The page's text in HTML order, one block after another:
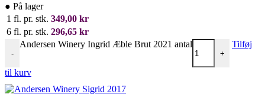
● På lager
1 fl. pr. stk. 349,00 kr
6 fl. pr. stk. 296,65 kr
-
Andersen Winery Ingrid Æble Brut 2021 antal
+
Tilføj
til kurv